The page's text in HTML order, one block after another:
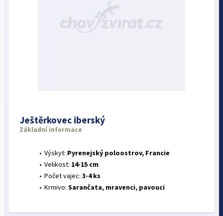
Ještěrkovec iberský
Základní informace
Výskyt: Pyrenejský poloostrov, Francie
Velikost: 14-15 cm
Počet vajec: 3-4 ks
Krmivo: Sarančata, mravenci, pavouci